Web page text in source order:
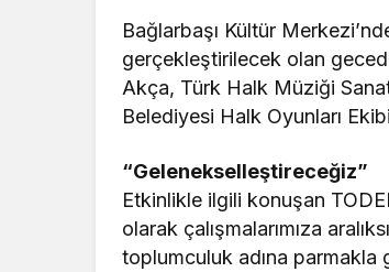
Bağlarbaşı Kültür
gerçekleştirilecek olan
Akça, Türk Halk Müziği
Belediyesi Halk Oyunları
“Gelenekselleştireceğiz”
Etkinlikle ilgili konuşan
olarak çalışmalarımıza
toplumculuk adına parmakla